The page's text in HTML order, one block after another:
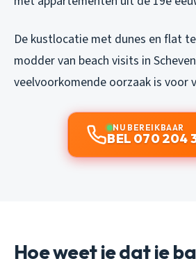
De kustlocatie met dunes en flat
modder van beach visits in
veelvoorkomende oorzaak is voor
NU BEREIKBAAR
BEL 070 204
Hoe weet je dat je